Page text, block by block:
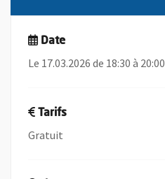
Date
Le 17.03.2026 de 18:30 à 20:00
Tarifs
Gratuit